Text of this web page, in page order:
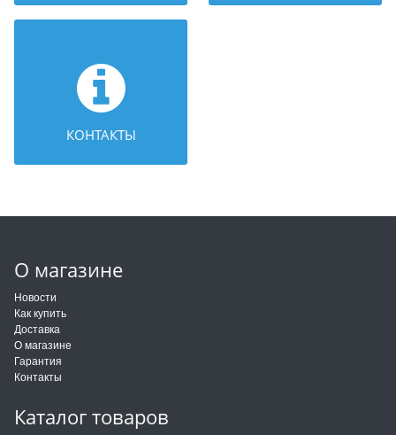
КОНТАКТЫ
О магазине
Новости
Как купить
Доставка
О магазине
Гарантия
Контакты
Каталог товаров